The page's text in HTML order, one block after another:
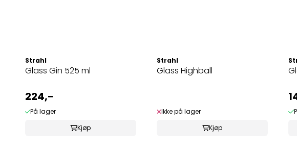
Strahl
Glass Gin 525 ml
224,-
På lager
Kjøp
Strahl
Glass Highball
Ikke på lager
Kjøp